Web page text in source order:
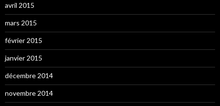
avril 2015
mars 2015
février 2015
janvier 2015
décembre 2014
novembre 2014